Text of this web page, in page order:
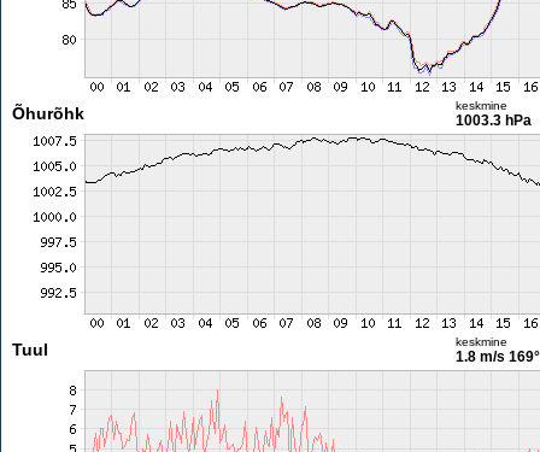
Õhurõhk keskmine
1003.3 hPa
Tuul keskmine
1.8 m/s 169°